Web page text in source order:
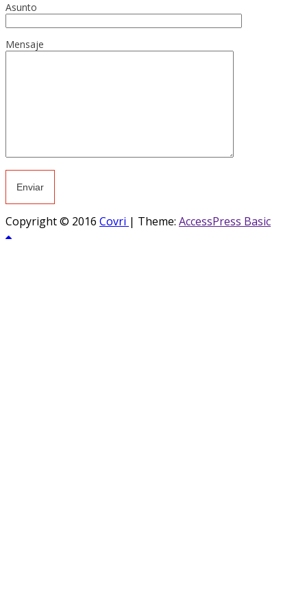
Asunto
Mensaje
Copyright © 2016 Covri | Theme: AccessPress Basic